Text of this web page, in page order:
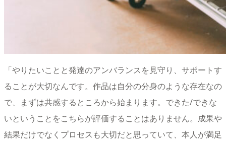
「やりたいことと発達のアンバランスを見守り、サポートす
ることが大切なんです。作品は自分の分身のような存在なの
で、まずは共感するところから始まります。できた/できな
いということをこちらが評価することはありません。成果や
結果だけでなくプロセスも大切だと思っていて、本人が満足